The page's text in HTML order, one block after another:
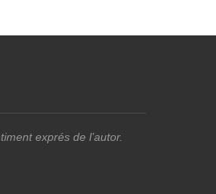
exprés de l’autor.